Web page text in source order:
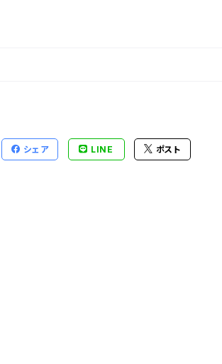
シェア LINE ポスト